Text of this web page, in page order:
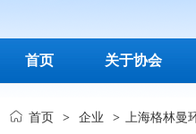
首页 关于协会
首页 > 企业 > 上海格林曼